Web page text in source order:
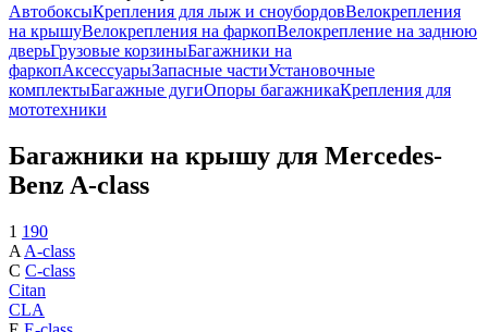
АвтобоксыКрепления для лыж и сноубордовВелокрепления
на крышуВелокрепления на фаркопВелокрепление на заднюю
дверьГрузовые корзиныБагажники на
фаркопАксессуарыЗапасные частиУстановочные
комплектыБагажные дугиОпоры багажникаКрепления для
мототехники
Багажники на крышу для Mercedes-
Benz A-class
1 190
A A-class
C C-class
Citan
CLA